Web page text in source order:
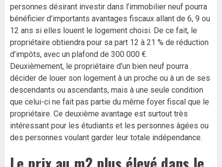
personnes désirant investir dans l’immobilier neuf pourra
bénéficier d’importants avantages fiscaux allant de 6, 9 ou
12 ans si elles louent le logement choisi. De ce fait, le
propriétaire obtiendra pour sa part 12 à 21 % de réduction
d’impôts, avec un plafond de 300 000 €.
Deuxièmement, le propriétaire d’un bien neuf pourra
décider de louer son logement à un proche ou à un de ses
descendants ou ascendants, mais à une seule condition
que celui-ci ne fait pas partie du même foyer fiscal que le
propriétaire. Ce deuxième avantage est surtout très
intéressant pour les étudiants et les personnes âgées ou
des personnes voulant garder leur totale indépendance.